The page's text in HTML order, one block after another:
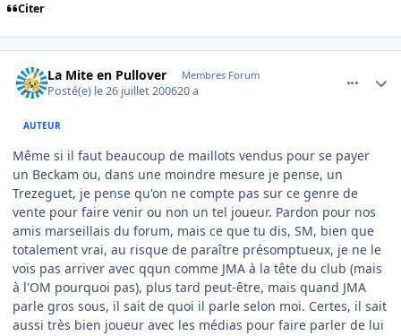
Citer
La Mite en Pullover Membres Forum
Posté(e) le 26 juillet 200620 a
AUTEUR
Même si il faut beaucoup de maillots vendus pour se payer
un Beckam ou, dans une moindre mesure je pense, un
Trezeguet, je pense qu'on ne compte pas sur ce genre de
vente pour faire venir ou non un tel joueur. Pardon pour nos
amis marseillais du forum, mais ce que tu dis, SM, bien que
totalement vrai, au risque de paraître présomptueux, je ne le
vois pas arriver avec qqun comme JMA à la tête du club (mais
à l'OM pourquoi pas), plus tard peut-être, mais quand JMA
parle gros sous, il sait de quoi il parle selon moi. Certes, il sait
aussi très bien joueur avec les médias pour faire parler de lui